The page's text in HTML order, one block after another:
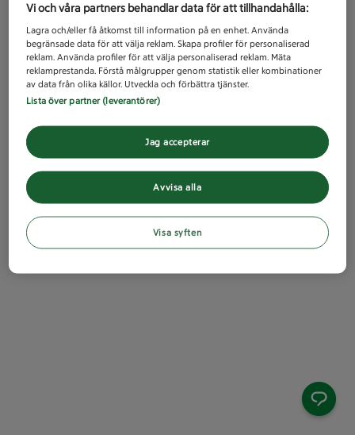
Vi och våra partners behandlar data för att tillhandahålla:
Lagra och/eller få åtkomst till information på en enhet. Använda
begränsade data för att välja reklam. Skapa profiler för personaliserad
reklam. Använda profiler för att välja personaliserad reklam. Mäta
reklamprestanda. Förstå målgrupper genom statistik eller kombinationer
av data från olika källor. Utveckla och förbättra tjänster.
Lista över partner (leverantörer)
Avvisa alla
Jag accepterar
Visa syften